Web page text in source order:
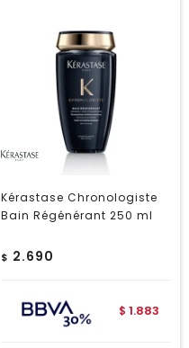
Kérastase Chronologiste
Bain Régénérant 250 ml
$ 2.690
$ 1.883